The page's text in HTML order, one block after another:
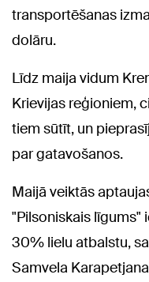
transportēšanas
dolāru.
Līdz maija vidum
Krievijas reģioniem,
tiem sūtīt, un
par gatavošanos.
Maijā veiktās
"Pilsoniskais līgums"
30% lielu atbalstu,
Samvela